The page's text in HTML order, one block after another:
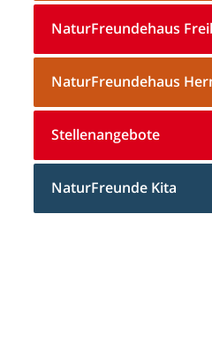
NaturFreundehaus
NaturFreundehaus
Stellenangebote
NaturFreunde Kita